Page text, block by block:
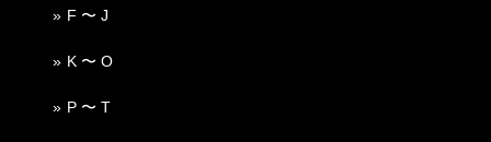
F 〜 J
K 〜 O
P 〜 T